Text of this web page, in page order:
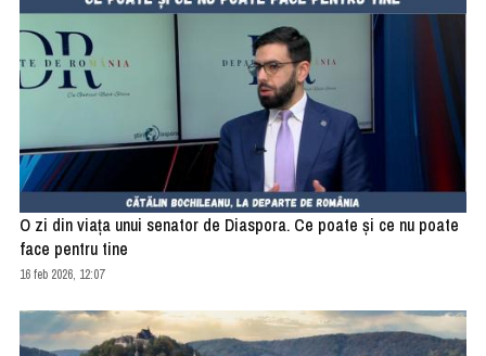
O zi din viața unui senator de Diaspora. Ce poate și ce nu poate
face pentru tine
16 feb 2026, 12:07